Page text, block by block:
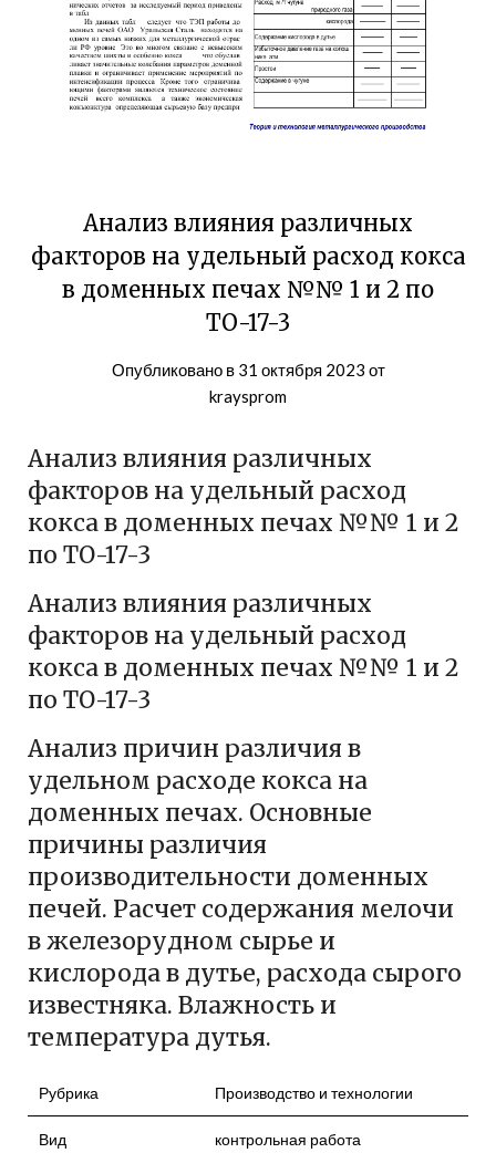
Анализ влияния различных
факторов на удельный расход кокса
в доменных печах №№ 1 и 2 по
ТО-17-3
Опубликовано в 31 октября 2023 от
kraysprom
Анализ влияния различных
факторов на удельный расход
кокса в доменных печах №№ 1 и 2
по ТО-17-3
Анализ влияния различных
факторов на удельный расход
кокса в доменных печах №№ 1 и 2
по ТО-17-3
Анализ причин различия в
удельном расходе кокса на
доменных печах. Основные
причины различия
производительности доменных
печей. Расчет содержания мелочи
в железорудном сырье и
кислорода в дутье, расхода сырого
известняка. Влажность и
температура дутья.
Рубрика Производство и технологии
Вид контрольная работа